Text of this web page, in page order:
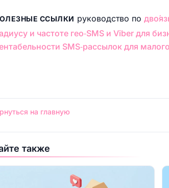
ССЫЛКИ руководство по
и частоте гео‑SMS и Viber для
SMS‑рассылок для
на главную
также